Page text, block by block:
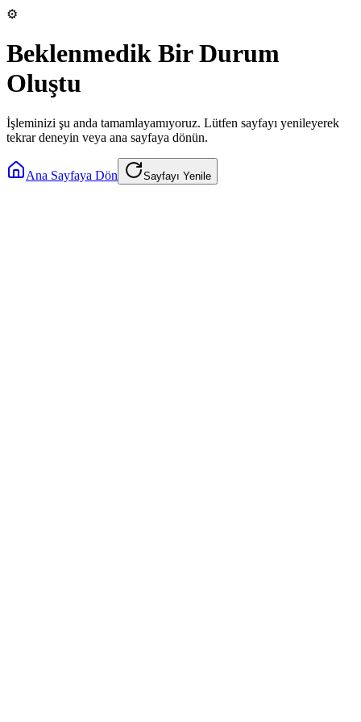
⚙️
Beklenmedik Bir Durum
Oluştu
İşleminizi şu anda tamamlayamıyoruz. Lütfen sayfayı yenileyerek
tekrar deneyin veya ana sayfaya dönün.
Ana Sayfaya Dön Sayfayı Yenile